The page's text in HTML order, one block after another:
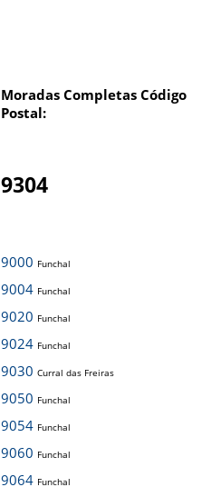
Moradas Completas Código
Postal:
9304
9000 Funchal
9004 Funchal
9020 Funchal
9024 Funchal
9030 Curral das Freiras
9050 Funchal
9054 Funchal
9060 Funchal
9064 Funchal